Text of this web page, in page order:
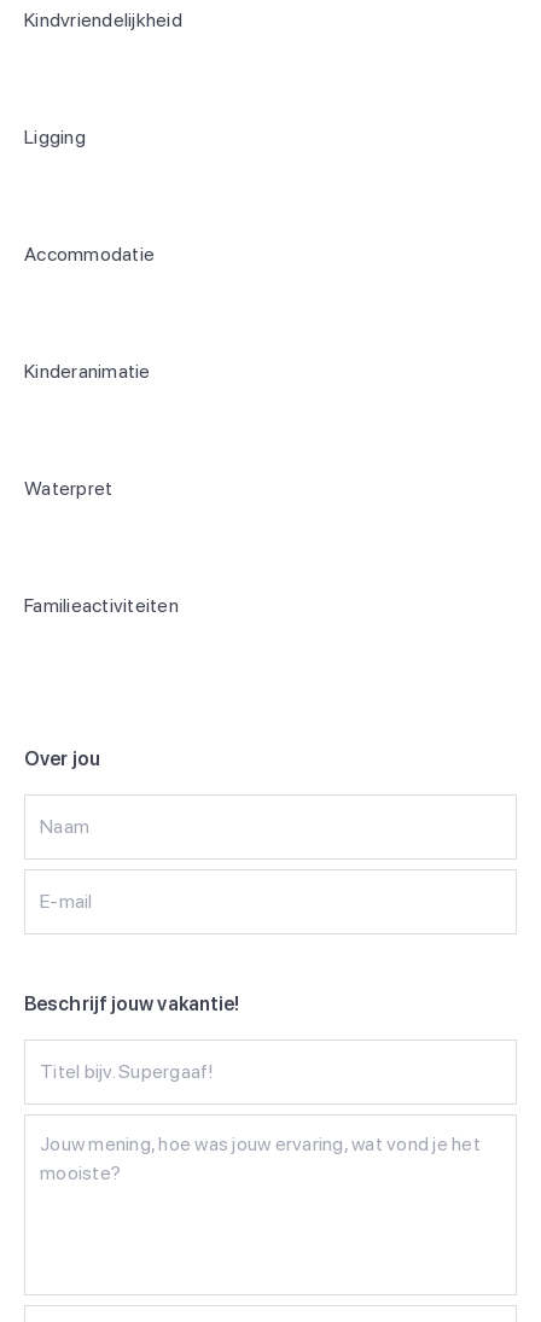
Kindvriendelijkheid
Ligging
Accommodatie
Kinderanimatie
Waterpret
Familieactiviteiten
Over jou
Naam
E-mail
Beschrijf jouw vakantie!
Titel bijv. Supergaaf!